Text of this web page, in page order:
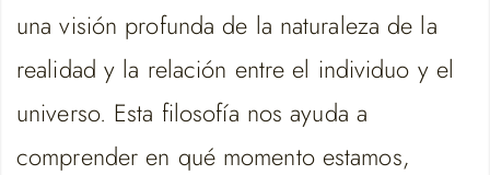
una visión profunda de la naturaleza de la
realidad y la relación entre el individuo y el
universo. Esta filosofía nos ayuda a
comprender en qué momento estamos,